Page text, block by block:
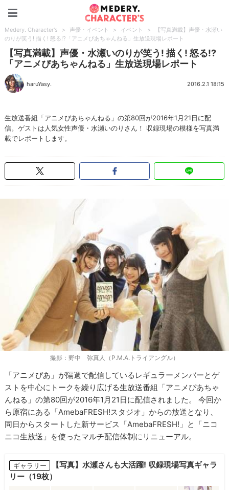
Medery. Character's > 声優・イベント > イベント >
【写真満載】声優・水瀬い
のりが笑う! 描く! 怒る!?「アニメぴあちゃんねる」生放送現場レポート
【写真満載】声優・水瀬いのりが笑う! 描く! 怒る!?
「アニメぴあちゃんねる」生放送現場レポート
haruYasy. 2016.2.1 18:15
生放送番組「アニメぴあちゃんねる」の第80回が2016年1月21日に配
信。ゲストは人気女性声優・水瀬いのりさん！ 収録現場の模様を写真満
載でレポートします。
撮影：野中 弥真人（P.M.A.トライアングル）
「アニメぴあ」が隔週で配信しているレギュラーメンバーとゲ
ストを中心にトークを繰り広げる生放送番組「アニメぴあちゃ
んねる」の第80回が2016年1月21日に配信されました。 今回か
ら原宿にある「AmebaFRESH!スタジオ」からの放送となり、
同日からスタートした新サービス「AmebaFRESH!」と「ニコ
ニコ生放送」を使ったマルチ配信体制にリニューアル。
ギャラリー
【写真】水瀬さんも大活躍! 収録現場写真ギャラ
リー（19枚）